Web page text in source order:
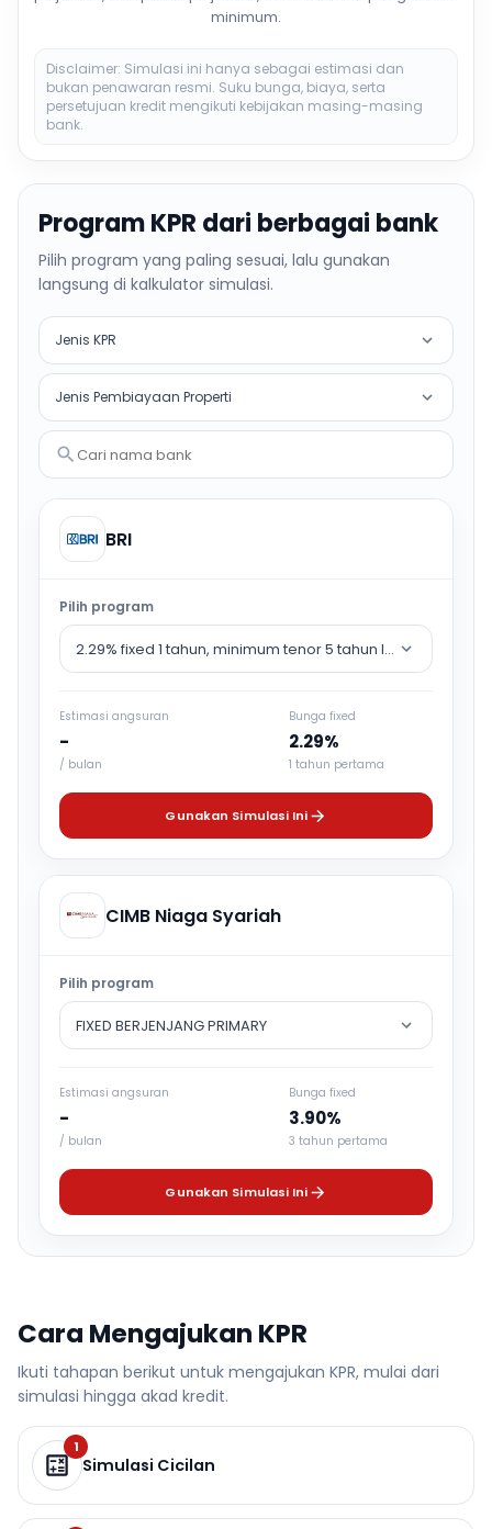
minimum.
Disclaimer: Simulasi ini hanya sebagai estimasi dan
bukan penawaran resmi. Suku bunga, biaya, serta
persetujuan kredit mengikuti kebijakan masing-masing
bank.
Program KPR dari berbagai bank
Pilih program yang paling sesuai, lalu gunakan
langsung di kalkulator simulasi.
Jenis KPR
Jenis Pembiayaan Properti
Cari nama bank
BRI
Pilih program
2.29% fixed 1 tahun, minimum tenor 5 tahun lalu counter
Estimasi angsuran
-
/ bulan
Bunga fixed
2.29%
1 tahun pertama
Gunakan Simulasi Ini
CIMB Niaga Syariah
Pilih program
FIXED BERJENJANG PRIMARY
Estimasi angsuran
-
/ bulan
Bunga fixed
3.90%
3 tahun pertama
Gunakan Simulasi Ini
Cara Mengajukan KPR
Ikuti tahapan berikut untuk mengajukan KPR, mulai dari
simulasi hingga akad kredit.
1
Simulasi Cicilan